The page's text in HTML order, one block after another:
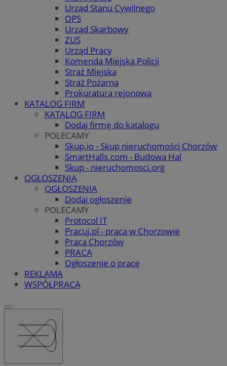
Urząd Stanu Cywilnego
OPS
Urząd Skarbowy
ZUS
Urząd Pracy
Komenda Miejska Policji
Straż Miejska
Straż Pożarna
Prokuratura rejonowa
KATALOG FIRM
KATALOG FIRM
Dodaj firmę do katalogu
POLECAMY
Skup.io - Skup nieruchomości Chorzów
SmartHalls.com - Budowa Hal
Skup - nieruchomosci.org
OGŁOSZENIA
OGŁOSZENIA
Dodaj ogłoszenie
POLECAMY
Protocol IT
Pracuj.pl - praca w Chorzowie
Praca Chorzów
PRACA
Ogłoszenie o pracę
REKLAMA
WSPÓŁPRACA